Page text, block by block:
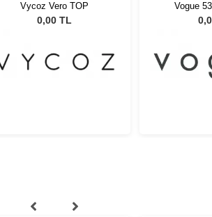
Vycoz Vero TOP
0,00 TL
Vogue